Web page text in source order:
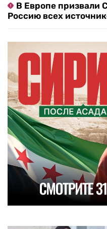
В Европе призвали
Россию всех